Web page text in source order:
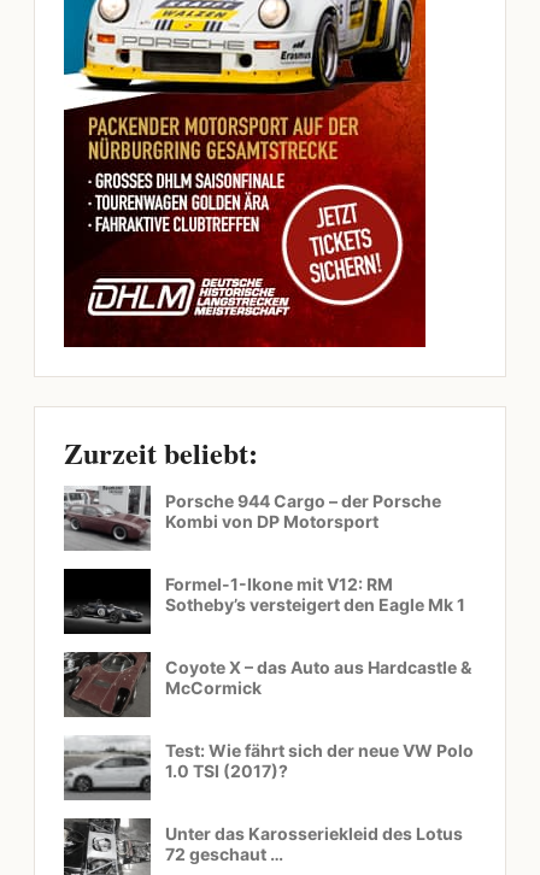
Zurzeit beliebt:
Porsche 944 Cargo – der Porsche
Kombi von DP Motorsport
Formel-1-Ikone mit V12: RM
Sotheby’s versteigert den Eagle Mk 1
Coyote X – das Auto aus Hardcastle &
McCormick
Test: Wie fährt sich der neue VW Polo
1.0 TSI (2017)?
Unter das Karosseriekleid des Lotus
72 geschaut …